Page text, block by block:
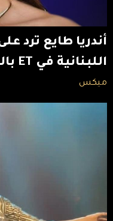
أندريا طايع ترد
اللبنانية في ET بالعربي
ميكس